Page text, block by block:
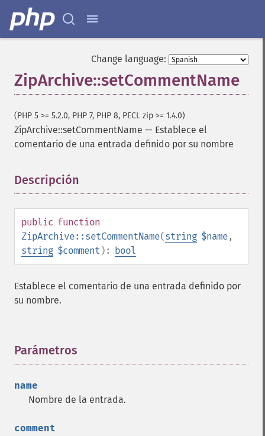
Change language:
ZipArchive::setCommentName
(PHP 5 >= 5.2.0, PHP 7, PHP 8, PECL zip >= 1.4.0)
ZipArchive::setCommentName — Establece el
comentario de una entrada definido por su nombre
Descripción
public function
ZipArchive::setCommentName(string $name,
string $comment ): bool
Establece el comentario de una entrada definido por
su nombre.
Parámetros
name
Nombre de la entrada.
comment